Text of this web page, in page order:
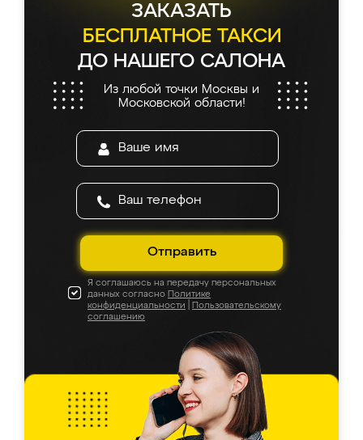
ЗАКАЗАТЬ
БЕСПЛАТНОЕ ТАКСИ
ДО НАШЕГО САЛОНА
Из любой точки Москвы и
Московской области!
Отправить
Я соглашаюсь на передачу персональных
данных согласно Политике
конфиденциальности
Пользовательскому
соглашению